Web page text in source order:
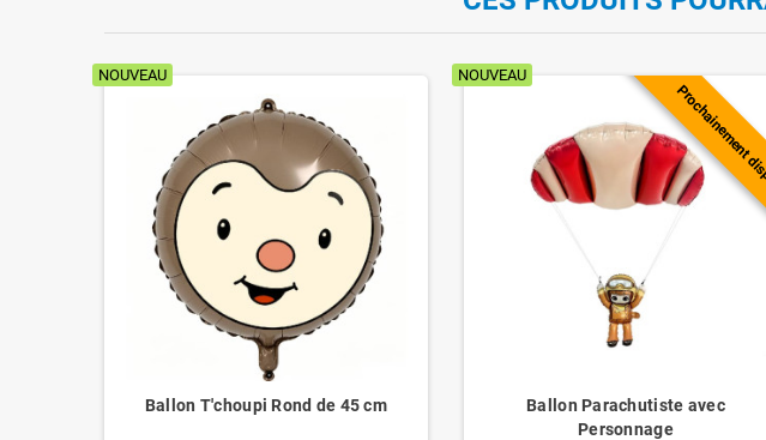
NOUVEAU
Ballon T'choupi Rond de 45 cm
NOUVEAU
Ballon Parachutiste avec
Personnage